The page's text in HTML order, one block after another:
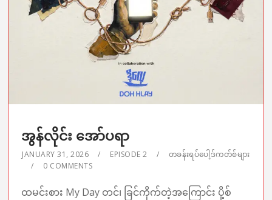
အွန်လိုင်း အော်ပရာ
JANUARY 31, 2026 EPISODE 2
တခန်းရပ်ပေါ့ဒ်ကတ်စ်များ
0 COMMENTS
ထမင်းစား My Day တင်၊ ခြင်ကိုက်တဲ့အကြောင်း ပို့စ်